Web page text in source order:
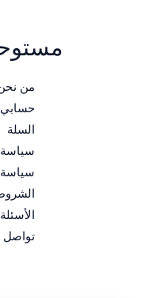
من
حسابي
السلة
سياسة
تواصل